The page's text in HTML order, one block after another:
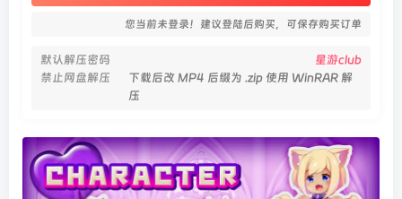
您当前未登录！建议登陆后购买，可保存购买订单
默认解压密码
星游club
禁止网盘解压
下载后改 MP4 后缀为 .zip 使用 WinRAR 解
压